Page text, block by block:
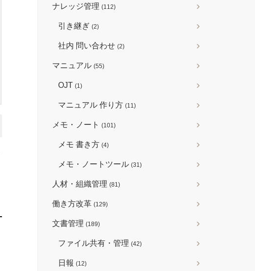
ナレッジ管理 (112)
引き継ぎ (2)
社内 問い合わせ (2)
マニュアル (55)
OJT (1)
マニュアル 作り方 (11)
メモ・ノート (101)
メモ 書き方 (4)
メモ・ノートツール (31)
人材・組織管理 (81)
働き方改革 (129)
文書管理 (189)
ファイル共有・管理 (42)
日報 (12)